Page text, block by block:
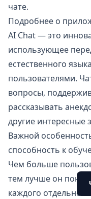
чате.
Подробнее о
AI Chat — это
использующее
естественного
пользователями.
вопросы,
рассказывать
другие интересные
Важной
способность к
Чем больше
тем лучше он
каждого